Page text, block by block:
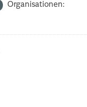
Organisationen: